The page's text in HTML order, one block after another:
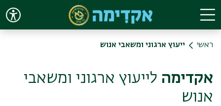
ראשי ייעוץ ארגוני ומשאבי אנוש
אקדימה לייעוץ ארגוני ומשאבי
אנוש